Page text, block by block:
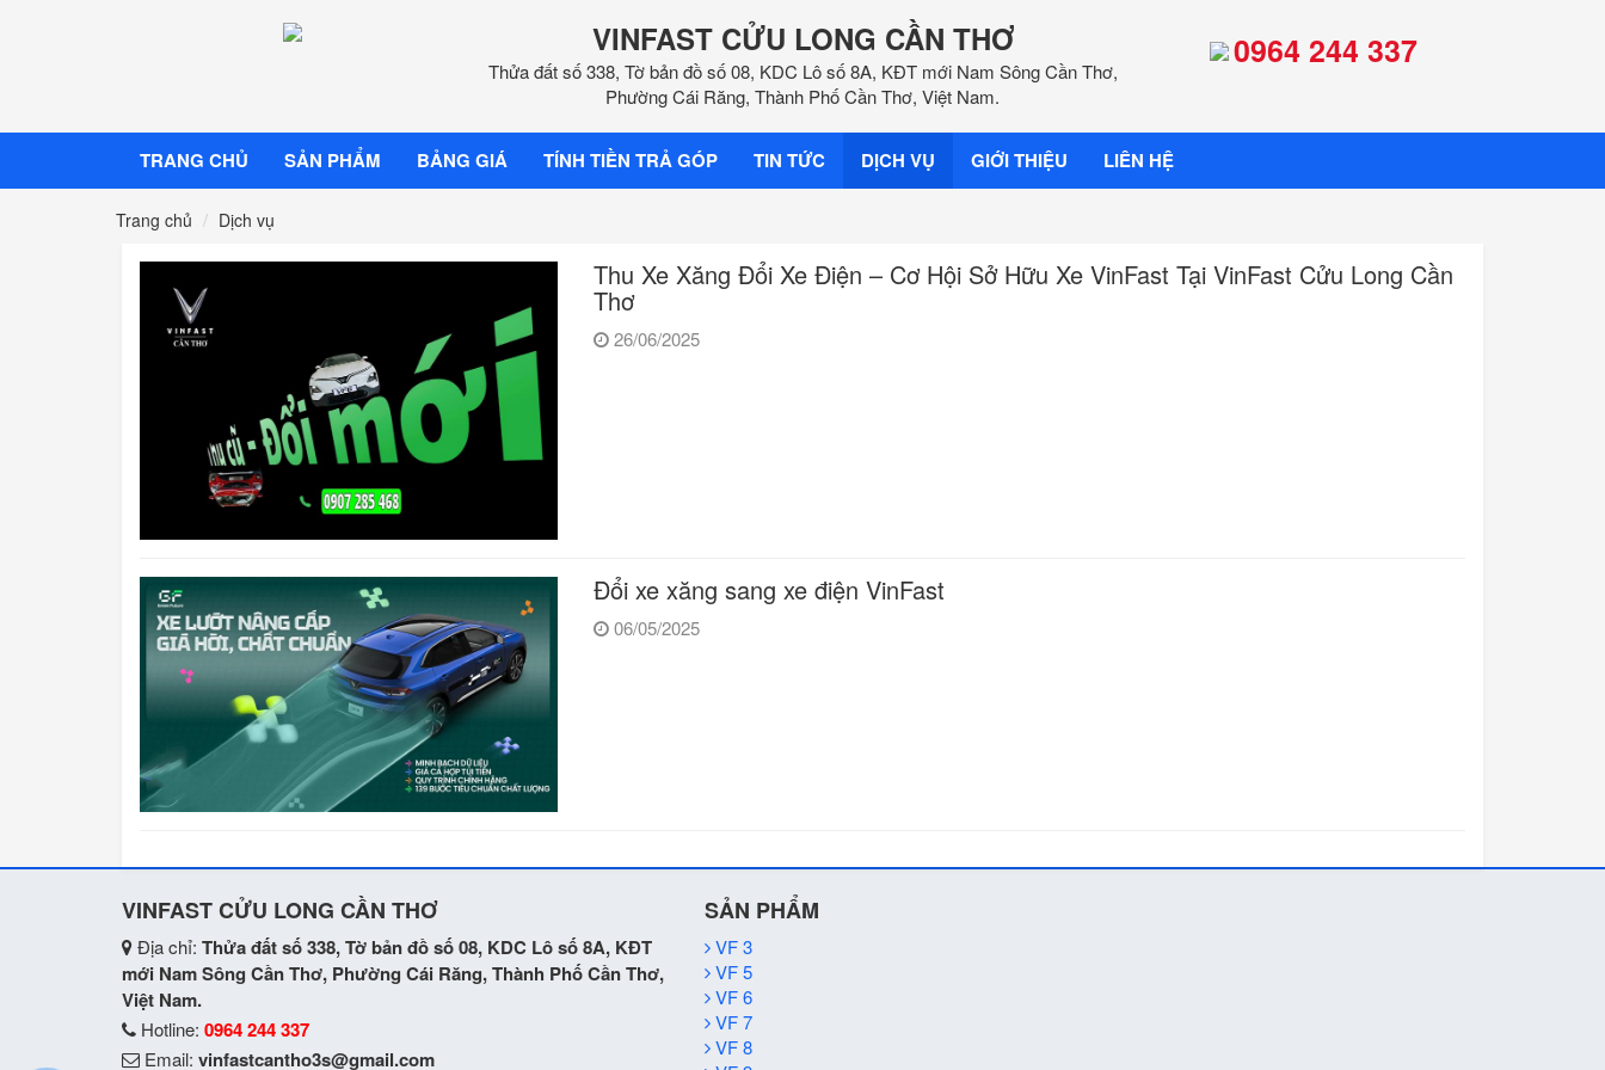
VINFAST CỬU LONG CẦN THƠ
Thửa đất số 338, Tờ bản đồ số 08, KDC Lô số 8A, KĐT mới Nam Sông Cần Thơ,
Phường Cái Răng, Thành Phố Cần Thơ, Việt Nam.
0964 244 337
TRANG CHỦ SẢN PHẨM BẢNG GIÁ TÍNH TIỀN TRẢ GÓP TIN TỨC DỊCH VỤ GIỚI THIỆU LIÊN HỆ
Trang chủ Dịch vụ
Thu Xe Xăng Đổi Xe Điện – Cơ Hội Sở Hữu Xe VinFast Tại VinFast Cửu Long Cần
Thơ
26/06/2025
Đổi xe xăng sang xe điện VinFast
06/05/2025
VINFAST CỬU LONG CẦN THƠ
Địa chỉ: Thửa đất số 338, Tờ bản đồ số 08, KDC Lô số 8A, KĐT
mới Nam Sông Cần Thơ, Phường Cái Răng, Thành Phố Cần Thơ,
Việt Nam.
Hotline: 0964 244 337
Email: vinfastcantho3s@gmail.com
SẢN PHẨM
VF 3
VF 5
VF 6
VF 7
VF 8